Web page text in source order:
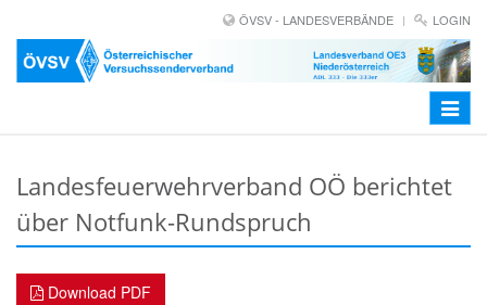
ÖVSV - LANDESVERBÄNDE LOGIN
Toggle
Landesfeuerwehrverband OÖ berichtet
über Notfunk-Rundspruch
Download PDF